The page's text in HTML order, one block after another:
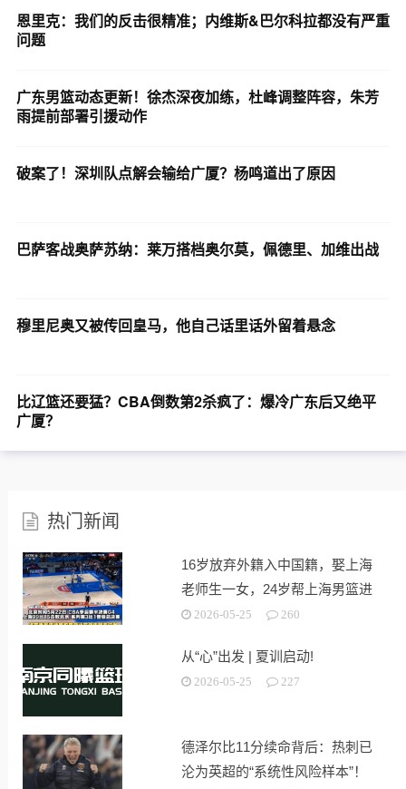
恩里克：我们的反击很精准；内维斯&巴尔科拉都没有严重
问题
广东男篮动态更新！徐杰深夜加练，杜峰调整阵容，朱芳
雨提前部署引援动作
破案了！深圳队点解会输给广厦？杨鸣道出了原因
巴萨客战奥萨苏纳：莱万搭档奥尔莫，佩德里、加维出战
​穆里尼奥又被传回皇马，他自己话里话外留着悬念
比辽篮还要猛？CBA倒数第2杀疯了：爆冷广东后又绝平
广厦？
热门新闻
16岁放弃外籍入中国籍，娶上海
老师生一女，24岁帮上海男篮进
决赛
2026-05-25 260
从“心”出发 | 夏训启动!
2026-05-25 227
德泽尔比11分续命背后：热刺已
沦为英超的“系统性风险样本”！